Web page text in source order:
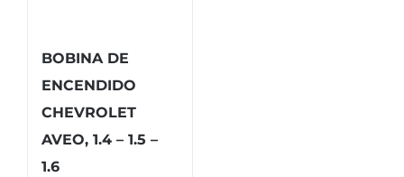
BOBINA DE
ENCENDIDO
CHEVROLET
AVEO, 1.4 – 1.5 –
1.6